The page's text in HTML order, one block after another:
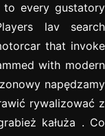
to every gustatory
lav search
that invoke
with modern
napędzamy
rywalizować z
kałuża . Co